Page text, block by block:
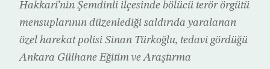
Hakkari’nin Şemdinli ilçesinde bölücü terör örgütü
mensuplarının düzenlediği saldırıda yaralanan
özel harekat polisi Sinan Türkoğlu, tedavi gördüğü
Ankara Gülhane Eğitim ve Araştırma